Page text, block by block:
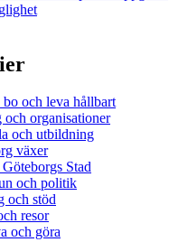
och leva hållbart
och organisationer
och utbildning
växer
Stad
och politik
och stöd
resor
och göra